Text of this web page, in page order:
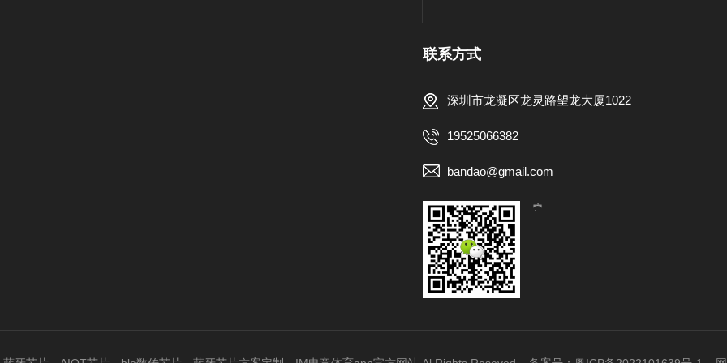
联系方式
深圳市龙凝区龙灵路望龙大厦1022
19525066382
bandao@gmail.com
【扫一扫，关注我们】